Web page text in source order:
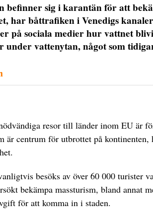
befinner sig i karantän för att
har båttrafiken i Venedigs
på sociala medier hur vattnet
under vattenytan, något som
resor till länder inom EU är
är centrum för utbrottet på kontinenten,
besöks av över 60 000 turister
bekämpa massturism, bland annat
för att komma in i staden.